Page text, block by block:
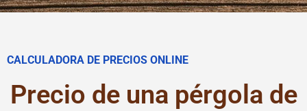
CALCULADORA DE PRECIOS ONLINE
Precio de una pérgola de